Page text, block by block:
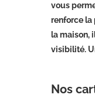
vous
renforce la
la maison,
visibilité.
Nos